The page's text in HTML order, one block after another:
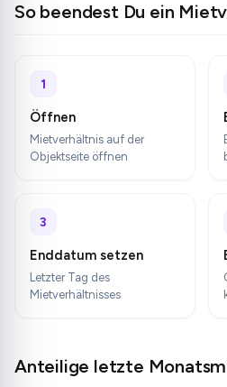
So beendest Du ein
1
Öffnen
Mietverhältnis auf der
Objektseite öffnen
3
Enddatum setzen
Letzter Tag des
Mietverhältnisses
Anteilige letzte